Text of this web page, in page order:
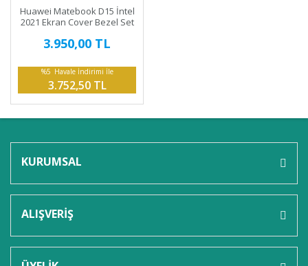
Huawei Matebook D15 İntel
2021 Ekran Cover Bezel Set
ABCEJQ37
3.950,00 TL
%5 Havale İndirimi İle
3.752,50 TL
KURUMSAL
ALIŞVERİŞ